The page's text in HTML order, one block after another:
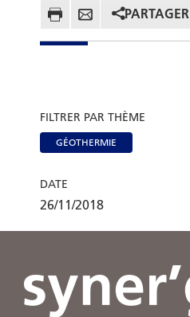
PARTAGER
FILTRER PAR THÈME
GÉOTHERMIE
DATE
26/11/2018